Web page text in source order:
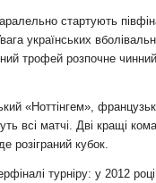
Україна (ж)
Склад Збірної
Тренерський Штаб
стартують
українських
трофей розпочне
«Ноттінгем»,
всі матчі. Дві кращі
розіграний кубок.
турніру: у 2012